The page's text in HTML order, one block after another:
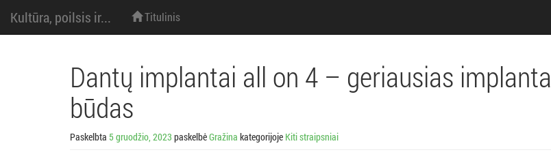
Kultūra, poilsis ir...
M
e
prie
turinio
Titulinis
Dantų implantai all on 4 – geriausias
būdas
Paskelbta 5 gruodžio, 2023 paskelbėGražina kategorijoje Kiti straipsniai